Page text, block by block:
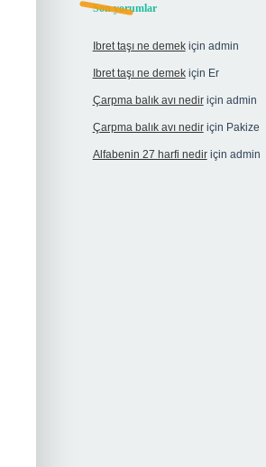
Son yorumlar
Ibret taşı ne demekiçin admin
Ibret taşı ne demekiçin Er
Çarpma balık avı nediriçin admin
Çarpma balık avı nediriçin Pakize
Alfabenin 27 harfi nediriçin admin